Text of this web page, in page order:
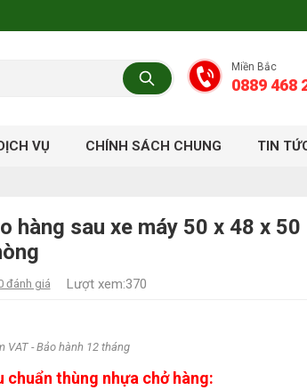
Miền Bắc
0889 468
VỤ CHÍNH SÁCH CHUNG TIN
hàng sau xe máy 50 x 48 x 50
đánh giá Lượt xem:370
VAT - Bảo hành 12 tháng
chuẩn thùng nhựa chở hàng: